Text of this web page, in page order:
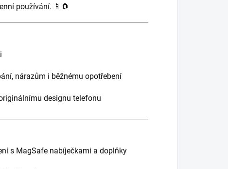
používání. 📱🧲
nárazům i běžnému opotřebení
designu telefonu
s MagSafe nabíječkami a doplňky